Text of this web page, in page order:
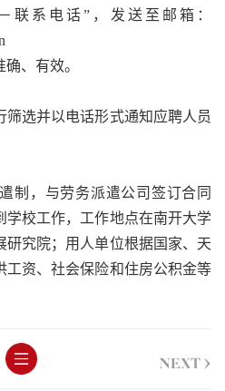
联系电话”，发送至邮箱：
、有效。
筛选并以电话形式通知应聘人员
制，与劳务派遣公司签订合同
学校工作，工作地点在南开大学
研究院；用人单位根据国家、天
工资、社会保险和住房公积金等
NEXT >